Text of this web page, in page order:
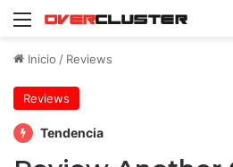
Menú
Inicio / Reviews
Reviews
Tendencia